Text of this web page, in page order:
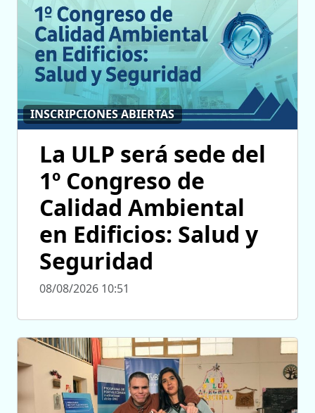
INSCRIPCIONES ABIERTAS
La ULP será sede del
1º Congreso de
Calidad Ambiental
en Edificios: Salud y
Seguridad
08/08/2026 10:51